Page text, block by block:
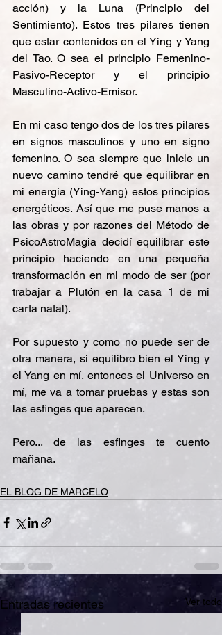
acción) y la Luna (Principio del
Sentimiento). Estos tres pilares tienen
que estar contenidos en el Ying y Yang
del Tao. O sea el principio Femenino-
Pasivo-Receptor y el principio
Masculino-Activo-Emisor.
En mi caso tengo dos de los tres pilares
en signos masculinos y uno en signo
femenino. O sea siempre que inicie un
nuevo camino tendré que equilibrar en
mi energía (Ying-Yang) estos principios
energéticos. Así que me puse manos a
las obras y por razones del Método de
PsicoAstroMagia decidí equilibrar este
principio haciendo en una pequeña
transformación en mi modo de ser (por
trabajar a Plutón en la casa 1 de mi
carta natal).
Por supuesto y como no puede ser de
otra manera, si equilibro bien el Ying y
el Yang en mí, entonces el Universo en
mí, me va a tomar pruebas y estas son
las esfinges que aparecen.
Pero... de las esfinges te cuento
mañana.
EL BLOG DE MARCELO
Entradas recientes Ver todo